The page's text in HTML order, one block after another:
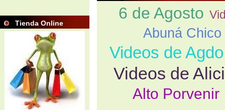
Tienda Online
6 de Agosto
Abuná Chico
Videos de Agdo
Videos de
Alto Porvenir